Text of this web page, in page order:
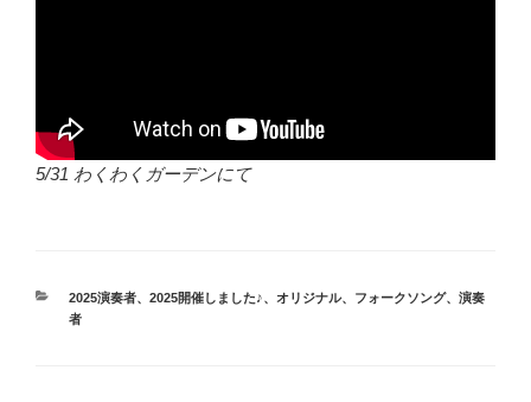
5/31 わくわくガーデンにて
カ
テ
2025演奏者、 2025開催しました♪、 オリジナル、 フォークソング、 演奏
者